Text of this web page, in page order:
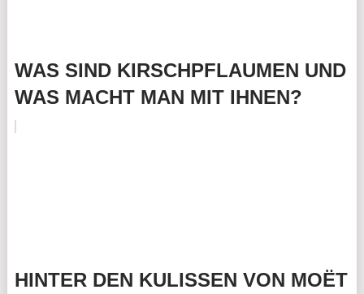
WAS SIND KIRSCHPFLAUMEN UND
WAS MACHT MAN MIT IHNEN?
HINTER DEN KULISSEN VON MOËT